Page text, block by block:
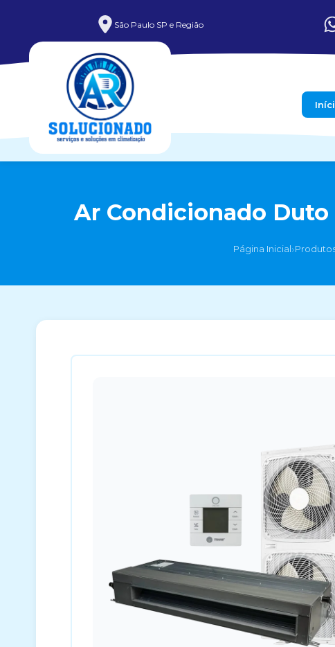
São Paulo SP e Região
Ar Condicionado
Página Inicial›